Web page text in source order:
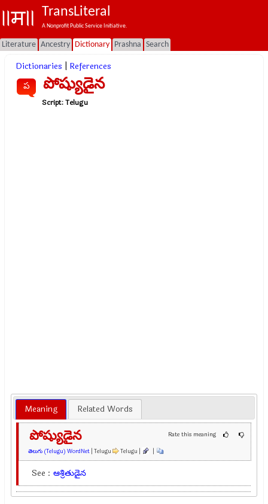
TransLiteral
A Nonprofit Public Service Initiative.
Literature Ancestry Dictionary Prashna Search
Dictionaries References
ప పోష్యుడైన
Script:Telugu
Meaning Related Words
Rate this meaning
పోష్యుడైన
తెలుగు (Telugu) WordNet | Telugu Telugu | |
See : ఆశ్రితుడైన